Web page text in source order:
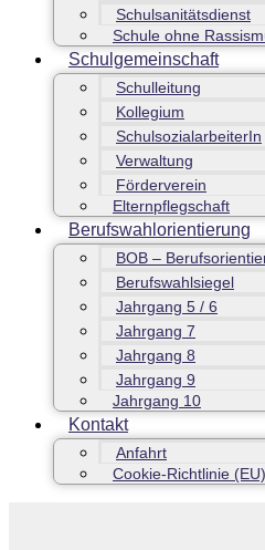
Schulsanitätsdienst
Schule ohne
Schulgemeinschaft
Schulleitung
Kollegium
SchulsozialarbeiterIn
Verwaltung
Förderverein
Elternpflegschaft
Berufswahlorientierung
BOB –
Berufswahlsiegel
Jahrgang 5 / 6
Jahrgang 7
Jahrgang 8
Jahrgang 9
Jahrgang 10
Kontakt
Anfahrt
Cookie-Richtlinie (EU)